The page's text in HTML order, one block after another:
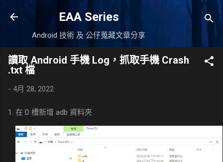
跳到主要內容
EAA Series
Android 技術 及 公仔蒐藏文章分享
讀取 Android 手機 Log，抓取手機 Crash
.txt 檔
- 4月 28, 2022
1. 在 D 槽新增 adb 資料夾